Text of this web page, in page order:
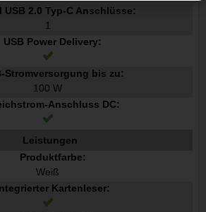
USB 2.0 Typ-C Anschlüsse:
1
USB Power Delivery:
Stromversorgung bis zu:
100 W
Anschluss DC:
Leistungen
Produktfarbe:
Weiß
Kartenleser: